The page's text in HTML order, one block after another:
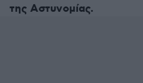
της Αστυνομίας.